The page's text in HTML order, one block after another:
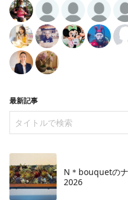
最新記事
N＊bouquetの
2026